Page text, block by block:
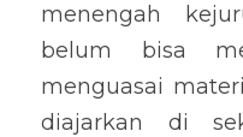
menengah
belum bisa
menguasai
diajarkan di